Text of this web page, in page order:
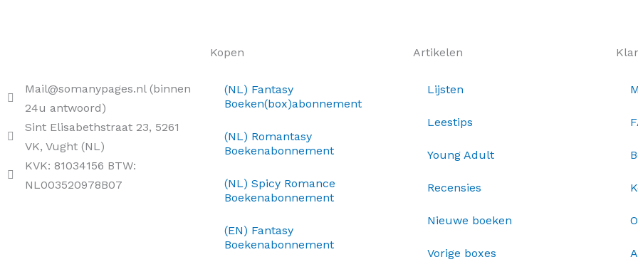
Mail@somanypages.nl (binnen
24u antwoord)
Sint Elisabethstraat 23, 5261
VK, Vught (NL)
KVK: 81034156 BTW:
NL003520978B07
Kopen
(NL) Fantasy
Boeken(box)abonnement
(NL) Romantasy
Boekenabonnement
(NL) Spicy Romance
Boekenabonnement
(EN) Fantasy
Boekenabonnement
Artikelen
Lijsten
Leestips
Young Adult
Recensies
Nieuwe boeken
Vorige boxes